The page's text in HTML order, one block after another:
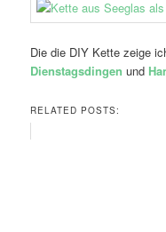
Die die DIY Kette zeige
Dienstagsdingen und
RELATED POSTS: